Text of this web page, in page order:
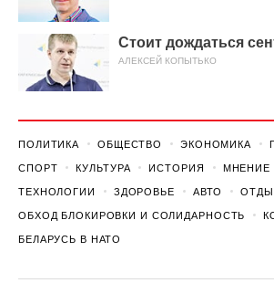
Стоит дождаться
АЛЕКСЕЙ КОПЫТЬКО
ПОЛИТИКА ОБЩЕСТВО ЭКОНОМИКА
СПОРТ КУЛЬТУРА ИСТОРИЯ МНЕНИЕ
ТЕХНОЛОГИИ ЗДОРОВЬЕ АВТО
ОБХОД БЛОКИРОВКИ И СОЛИДАРНОСТЬ
БЕЛАРУСЬ В НАТО